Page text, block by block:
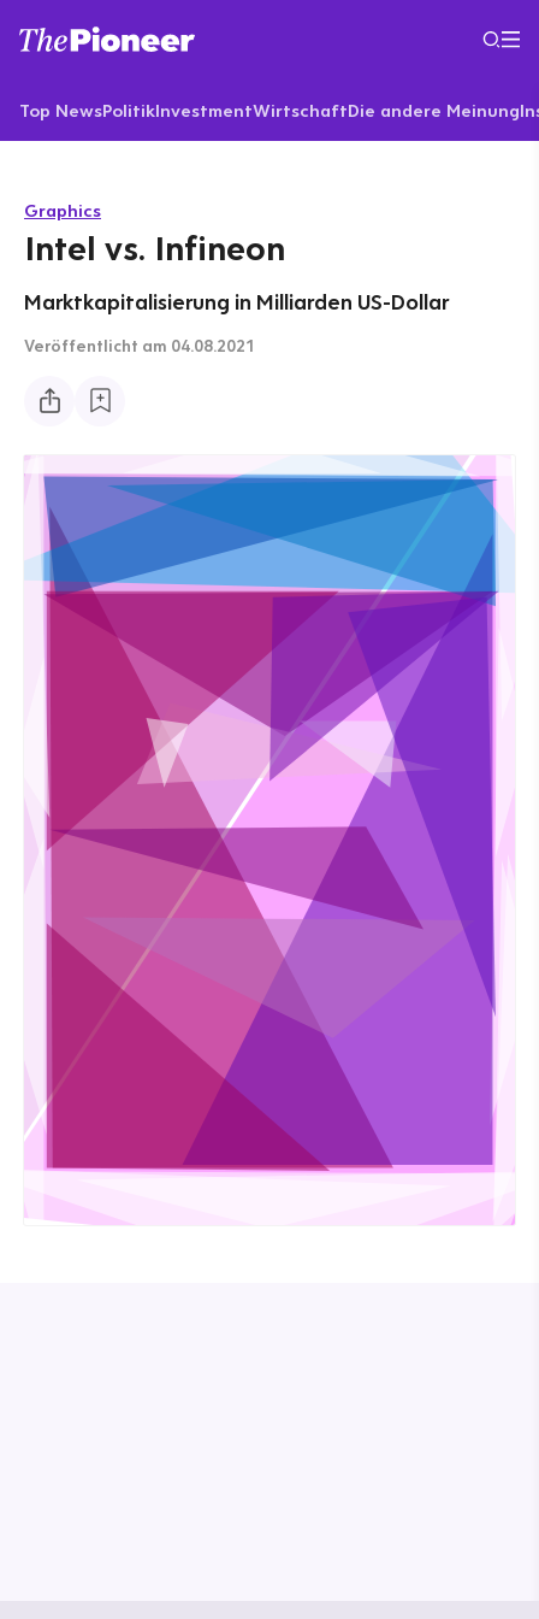
Top NewsPolitikInvestmentWirtschaftDie andere Meinung
Graphics
Intel vs. Infineon
Marktkapitalisierung in Milliarden US-Dollar
Veröffentlicht am 04.08.2021